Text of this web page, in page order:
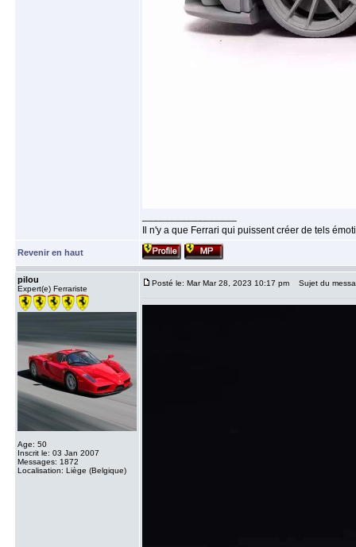
Il n'y a que Ferrari qui puissent créer de tels
Revenir en haut
pilou
Expert(e) Ferrariste
Age: 50
Inscrit le: 03 Jan 2007
Messages: 1872
Localisation: Liège (Belgique)
Posté le: Mar Mar 28, 2023 10:17 pm Sujet du